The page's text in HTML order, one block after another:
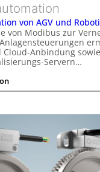
von AGV und
von Modibus zur
Anbindung
Servern…